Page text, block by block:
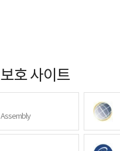
호 사이트